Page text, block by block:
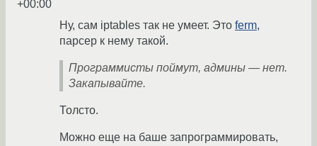
+00:00
Ну, сам iptables так не умеет. Это ferm,
парсер к нему такой.
Программисты поймут, админы — нет.
Закапывайте.
Толсто.
Можно еще на баше запрограммировать,